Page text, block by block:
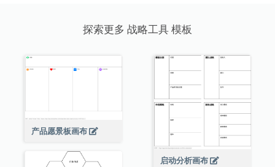
探索更多 战略工具 模板
产品愿景板画布
启动分析画布